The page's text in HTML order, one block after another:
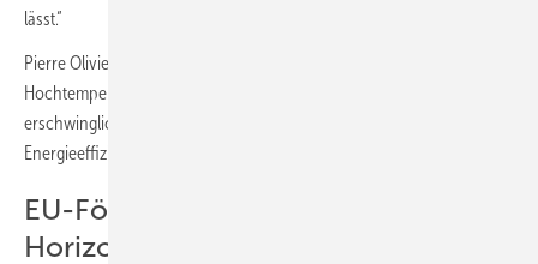
lässt.“
Pierre Olivier, Leiter des Hydrogen Lab bei Engie, sieht in der
Hochtemperatur-Elektrolyse ein Mittel, um „grünen Wasserstoff
erschwinglicher zu machen – und gleichzeitig die globale
Energieeffizienz verschiedener industrieller Prozesse zu steigern.“
EU-Förderung im Rahmen von
Horizon 2020